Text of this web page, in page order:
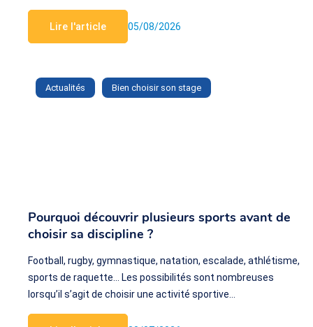
Lire l'article 05/08/2026
Actualités Bien choisir son stage
Pourquoi découvrir plusieurs sports avant de
choisir sa discipline ?
Football, rugby, gymnastique, natation, escalade, athlétisme,
sports de raquette… Les possibilités sont nombreuses
lorsqu’il s’agit de choisir une activité sportive…